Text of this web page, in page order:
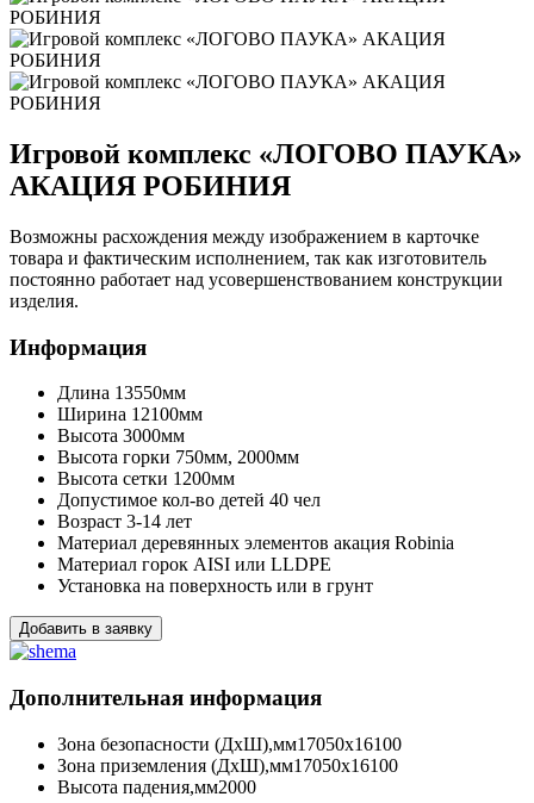
Игровой комплекс «ЛОГОВО ПАУКА»
АКАЦИЯ РОБИНИЯ
Возможны расхождения между изображением в карточке
товара и фактическим исполнением, так как изготовитель
постоянно работает над усовершенствованием конструкции
изделия.
Информация
Длина 13550мм
Ширина 12100мм
Высота 3000мм
Высота горки 750мм, 2000мм
Высота сетки 1200мм
Допустимое кол-во детей 40 чел
Возраст 3-14 лет
Материал деревянных элементов акация Robinia
Материал горок AISI или LLDPE
Установка на поверхность или в грунт
Добавить в заявку
Дополнительная информация
Зона безопасности (ДхШ),мм17050х16100
Зона приземления (ДхШ),мм17050х16100
Высота падения,мм2000